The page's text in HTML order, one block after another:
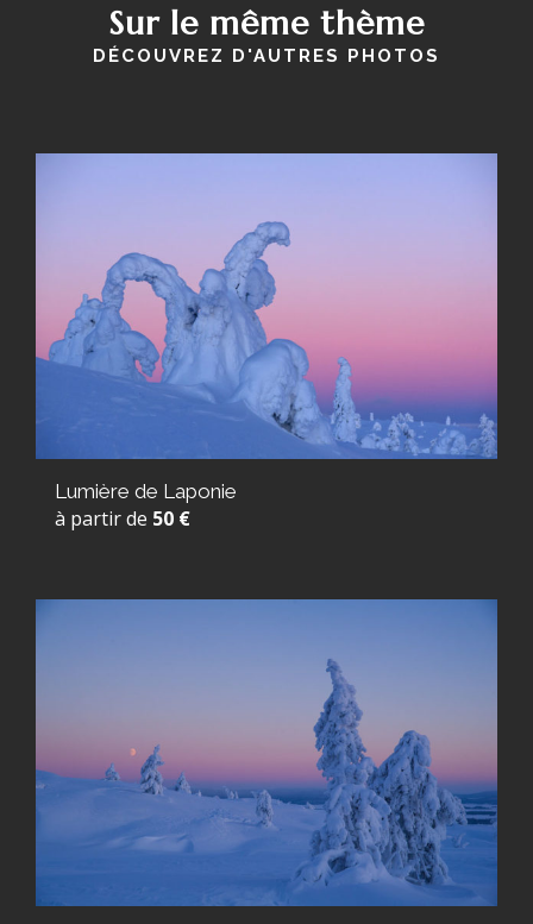
Sur le même thème
DÉCOUVREZ D'AUTRES PHOTOS
Lumière de Laponie
à partir de 50 €